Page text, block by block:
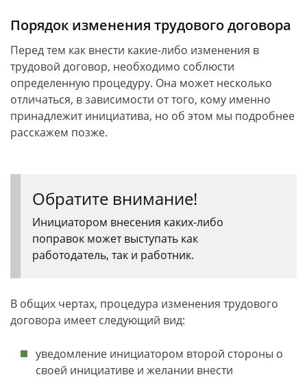
Порядок изменения трудового договора
Перед тем как внести какие-либо изменения в
трудовой договор, необходимо соблюсти
определенную процедуру. Она может несколько
отличаться, в зависимости от того, кому именно
принадлежит инициатива, но об этом мы подробнее
расскажем позже.
Обратите внимание!
Инициатором внесения каких-либо
поправок может выступать как
работодатель, так и работник.
В общих чертах, процедура изменения трудового
договора имеет следующий вид:
уведомление инициатором второй стороны о
своей инициативе и желании внести